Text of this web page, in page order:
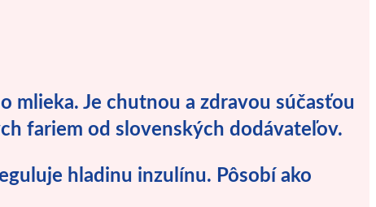
mlieka. Je chutnou a zdravou súčasťou
fariem od slovenských dodávateľov.
hladinu inzulínu. Pôsobí ako